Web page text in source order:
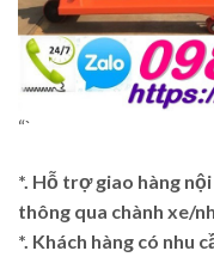
“`
*. Hỗ trợ giao hàng
thông qua chành xe/
*. Khách hàng có nhu